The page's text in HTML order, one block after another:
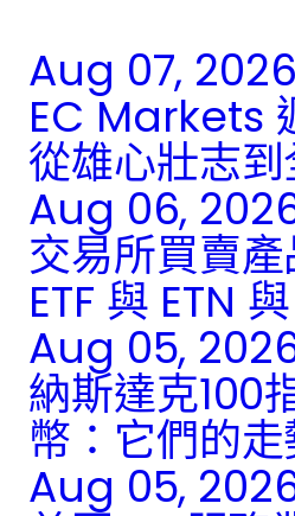
Aug 07,
EC Markets
從雄心壯志
Aug 06,
交易所買賣產
ETF 與 ETN
Aug 05,
納斯達克100
幣：它們的
Aug 05,